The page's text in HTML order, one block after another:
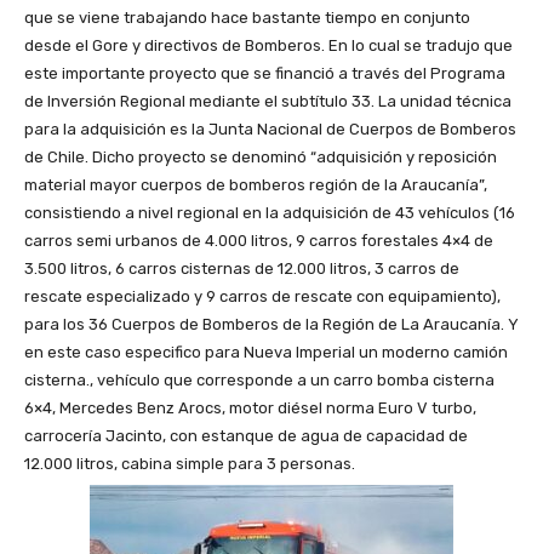
que se viene trabajando hace bastante tiempo en conjunto
desde el Gore y directivos de Bomberos. En lo cual se tradujo que
este importante proyecto que se financió a través del Programa
de Inversión Regional mediante el subtítulo 33. La unidad técnica
para la adquisición es la Junta Nacional de Cuerpos de Bomberos
de Chile. Dicho proyecto se denominó “adquisición y reposición
material mayor cuerpos de bomberos región de la Araucanía”,
consistiendo a nivel regional en la adquisición de 43 vehículos (16
carros semi urbanos de 4.000 litros, 9 carros forestales 4×4 de
3.500 litros, 6 carros cisternas de 12.000 litros, 3 carros de
rescate especializado y 9 carros de rescate con equipamiento),
para los 36 Cuerpos de Bomberos de la Región de La Araucanía. Y
en este caso especifico para Nueva Imperial un moderno camión
cisterna., vehículo que corresponde a un carro bomba cisterna
6×4, Mercedes Benz Arocs, motor diésel norma Euro V turbo,
carrocería Jacinto, con estanque de agua de capacidad de
12.000 litros, cabina simple para 3 personas.